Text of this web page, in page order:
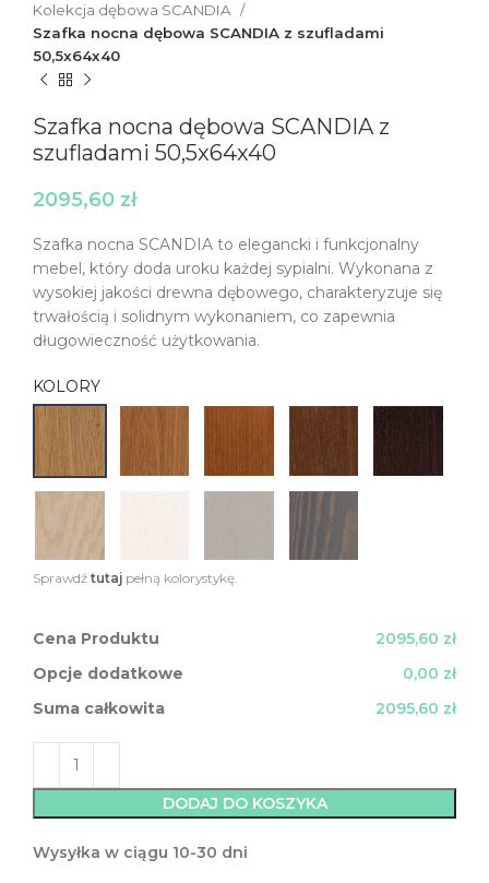
Kolekcja dębowa SCANDIA
Szafka nocna dębowa SCANDIA z szufladami
50,5x64x40
Szafka nocna dębowa SCANDIA z
szufladami 50,5x64x40
2095,60 zł
Szafka nocna SCANDIA to elegancki i funkcjonalny
mebel, który doda uroku każdej sypialni. Wykonana z
wysokiej jakości drewna dębowego, charakteryzuje się
trwałością i solidnym wykonaniem, co zapewnia
długowieczność użytkowania.
KOLORY
Sprawdź tutaj pełną kolorystykę.
Cena Produktu
2095,60 zł
Opcje dodatkowe
0,00 zł
Suma całkowita
2095,60 zł
DODAJ DO KOSZYKA
Wysyłka w ciągu 10-30 dni